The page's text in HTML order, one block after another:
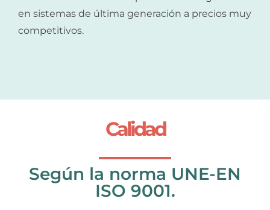
en sistemas de última generación a precios muy
competitivos.
Calidad
Según la norma UNE-EN
ISO 9001.